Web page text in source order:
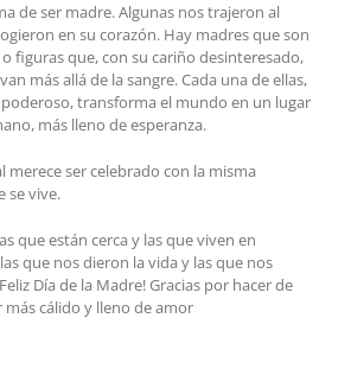
de ser madre. Algunas nos trajeron al
en su corazón. Hay madres que son
figuras que, con su cariño desinteresado,
más allá de la sangre. Cada una de ellas,
transforma el mundo en un lugar
más lleno de esperanza.
merece ser celebrado con la misma
se vive.
que están cerca y las que viven en
que nos dieron la vida y las que nos
Día de la Madre! Gracias por hacer de
cálido y lleno de amor